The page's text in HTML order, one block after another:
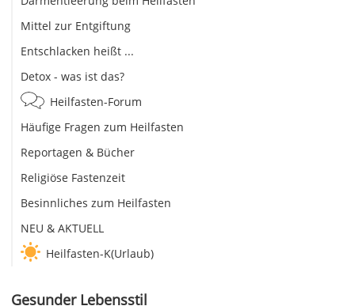
Mittel zur Entgiftung
Entschlacken heißt ...
Detox - was ist das?
Heilfasten-Forum
Häufige Fragen zum Heilfasten
Reportagen & Bücher
Religiöse Fastenzeit
Besinnliches zum Heilfasten
NEU & AKTUELL
Heilfasten-K(Urlaub)
Gesunder Lebensstil